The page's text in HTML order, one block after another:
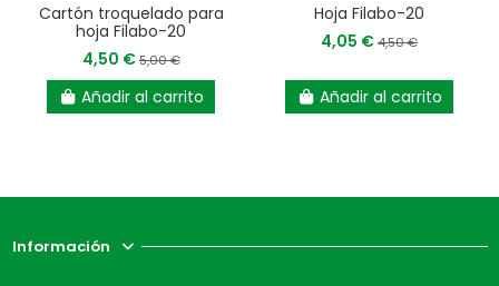
Cartón troquelado para
hoja Filabo-20
4,50 €5,00 €
Añadir al carrito
Hoja Filabo-20
4,05 €4,50 €
Añadir al carrito
Información